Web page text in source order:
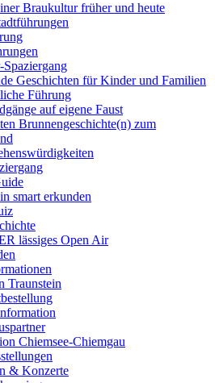
Braukultur früher und heute
Geschichten für Kinder und Familien
Führung
auf eigene Faust
Brunnengeschichte(n) zum
smart erkunden
lässiges Open Air
Traunstein
Chiemsee-Chiemgau
& Konzerte